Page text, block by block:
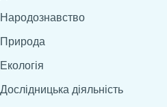
Народознавство
Природа
Екологія
Дослідницька діяльність